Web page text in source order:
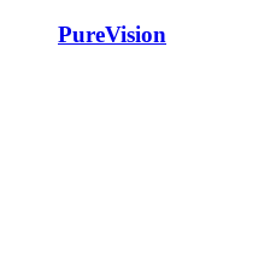
PureVision